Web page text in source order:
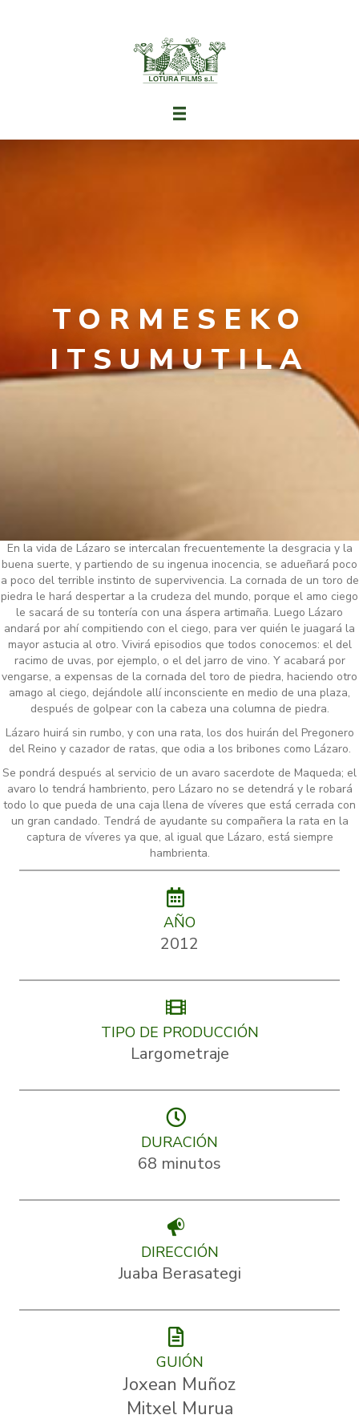
TORMESEKO
ITSUMUTILA
En la vida de Lázaro se intercalan frecuentemente la desgracia y la
buena suerte, y partiendo de su ingenua inocencia, se adueñará poco
a poco del terrible instinto de supervivencia. La cornada de un toro de
piedra le hará despertar a la crudeza del mundo, porque el amo ciego
le sacará de su tontería con una áspera artimaña. Luego Lázaro
andará por ahí compitiendo con el ciego, para ver quién le juagará la
mayor astucia al otro. Vivirá episodios que todos conocemos: el del
racimo de uvas, por ejemplo, o el del jarro de vino. Y acabará por
vengarse, a expensas de la cornada del toro de piedra, haciendo otro
amago al ciego, dejándole allí inconsciente en medio de una plaza,
después de golpear con la cabeza una columna de piedra.
Lázaro huirá sin rumbo, y con una rata, los dos huirán del Pregonero
del Reino y cazador de ratas, que odia a los bribones como Lázaro.
Se pondrá después al servicio de un avaro sacerdote de Maqueda; el
avaro lo tendrá hambriento, pero Lázaro no se detendrá y le robará
todo lo que pueda de una caja llena de víveres que está cerrada con
un gran candado. Tendrá de ayudante su compañera la rata en la
captura de víveres ya que, al igual que Lázaro, está siempre
hambrienta.
AÑO
2012
TIPO DE PRODUCCIÓN
Largometraje
DURACIÓN
68 minutos
DIRECCIÓN
Juaba Berasategi
GUIÓN
Joxean Muñoz
Mitxel Murua